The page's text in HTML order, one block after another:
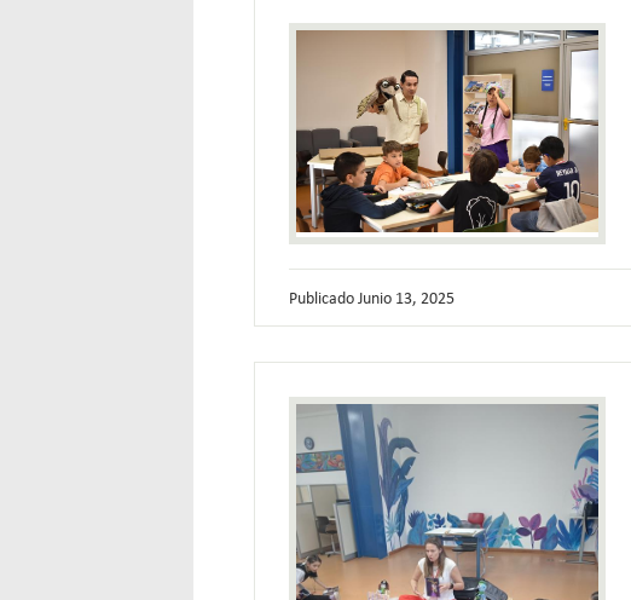
Publicado Junio 13, 2025